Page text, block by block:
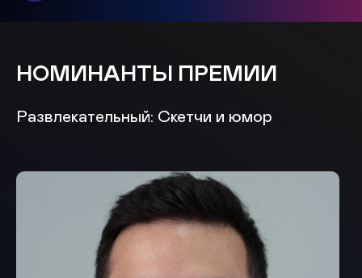
НОМИНАНТЫ ПРЕМИИ
Развлекательный: Скетчи и юмор